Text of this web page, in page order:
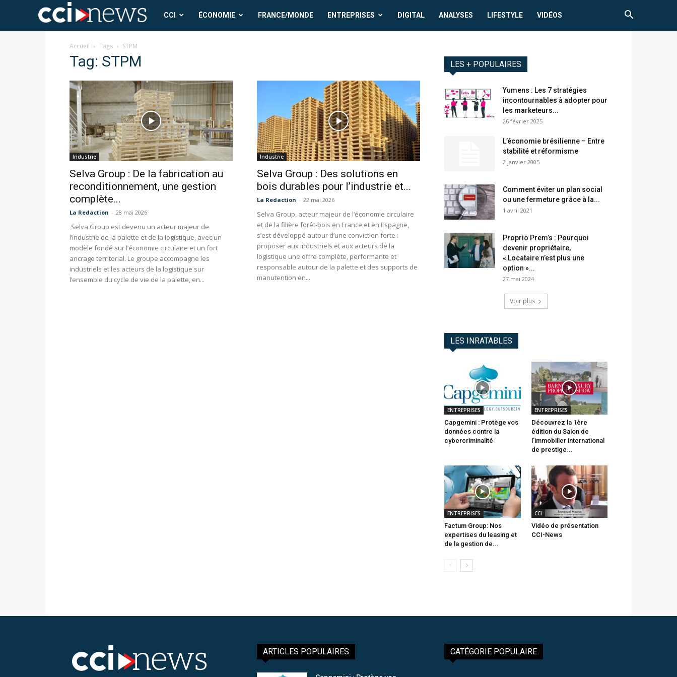
CCICCI ÉCONOMIE FRANCE/MONDE ENTREPRISES DIGITAL ANALYSES LIFESTYLE VIDÉOS
Accueil Tags STPM
Tag: STPM
Industrie
Selva Group : De la fabrication au
reconditionnement, une gestion
complète...
La Redaction - 28 mai 2026
Selva Group est devenu un acteur majeur de
l’industrie de la palette et de la logistique, avec un
modèle fondé sur l’économie circulaire et un fort
ancrage territorial. Le groupe accompagne les
industriels et les acteurs de la logistique sur
l’ensemble du cycle de vie de la palette, en...
Industrie
Selva Group : Des solutions en
bois durables pour l’industrie et...
La Redaction - 22 mai 2026
Selva Group, acteur majeur de l’économie circulaire
et de la filière forêt-bois en France et en Espagne,
s’est développé autour d’une conviction forte :
proposer aux industriels et aux acteurs de la
logistique une offre complète, performante et
responsable autour de la palette et des supports de
manutention en...
LES + POPULAIRES
Yumens : Les 7 stratégies
incontournables à adopter pour
les marketeurs...
26 février 2025
L’économie brésilienne – Entre
stabilité et réformisme
2 janvier 2005
Comment éviter un plan social
ou une fermeture grâce à la...
1 avril 2021
Proprio Prem’s : Pourquoi
devenir propriétaire,
« Locataire n’est plus une
option »...
27 mai 2024
Voir plus
LES INRATABLES
ENTREPRISES
Capgemini : Protège vos
données contre la
cybercriminalité
ENTREPRISES
Découvrez la 1ère
édition du Salon de
l’immobilier international
de prestige...
ENTREPRISES
Factum Group: Nos
expertises du leasing et
de la gestion de...
CCI
Vidéo de présentation
CCI-News
ARTICLES POPULAIRES CATÉGORIE POPULAIRE